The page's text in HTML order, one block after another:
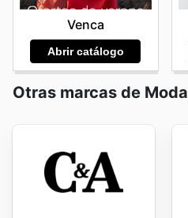
Venca
Abrir catálogo
Otras marcas de Moda